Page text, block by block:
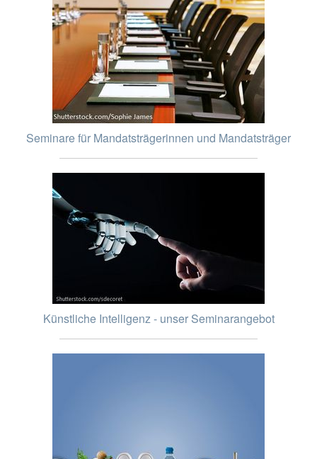
Seminare für Mandatsträgerinnen und Mandatsträger
Künstliche Intelligenz - unser Seminarangebot